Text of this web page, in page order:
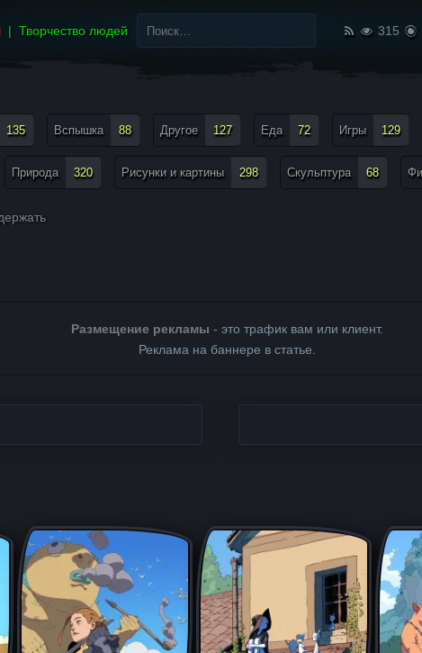
Творчество людей
Найти:
315
135 Вспышка 88 Другое 127 Еда 72 Игры 129
Природа 320 Рисунки и картины 298 Скульптура 68
Размещение рекламы - это трафик вам или клиент.
Реклама на баннере в статье.